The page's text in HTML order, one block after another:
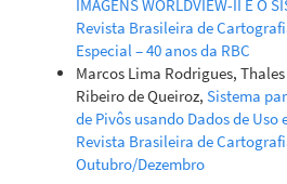
IMAGENS WORLDVIEW-II E O
Revista Brasileira de
Especial – 40 anos da RBC
Marcos Lima Rodrigues,
Ribeiro de Queiroz, Sistema
de Pivôs usando Dados de Uso
Revista Brasileira de
Outubro/Dezembro